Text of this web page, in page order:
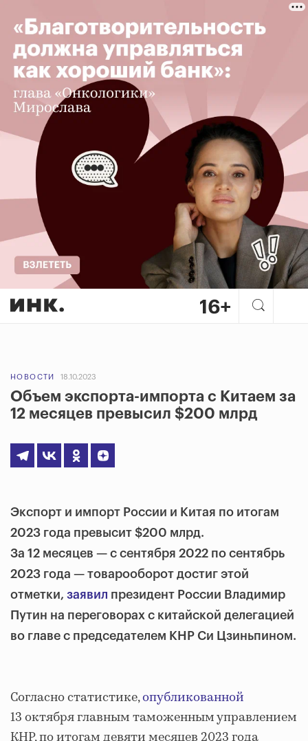
НОВОСТИ 18.10.2023
Объем экспорта-импорта с Китаем за
12 месяцев превысил $200 млрд
Экспорт и импорт России и Китая по итогам
2023 года превысит $200 млрд.
За 12 месяцев — с сентября 2022 по сентябрь
2023 года — товарооборот достиг этой
отметки, заявил президент России Владимир
Путин на переговорах с китайской делегацией
во главе с председателем КНР Си Цзиньпином.
Согласно статистике,опубликованной
13 октября главным таможенным управлением